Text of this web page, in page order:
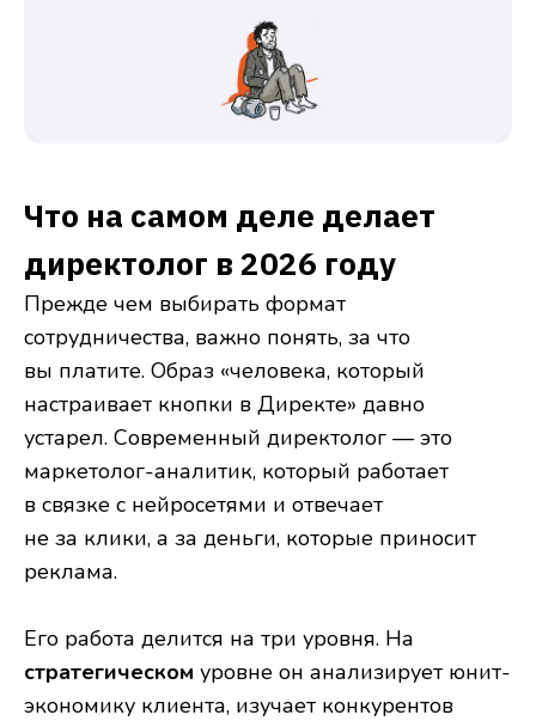
Что на самом деле делает
директолог в 2026 году
Прежде чем выбирать формат
сотрудничества, важно понять, за что
вы платите. Образ «человека, который
настраивает кнопки в Директе» давно
устарел. Современный директолог — это
маркетолог-аналитик, который работает
в связке с нейросетями и отвечает
не за клики, а за деньги, которые приносит
реклама.
Его работа делится на три уровня. На
стратегическом уровне он анализирует юнит-
экономику клиента, изучает конкурентов